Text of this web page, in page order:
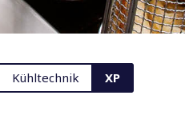
Kühltechnik XP